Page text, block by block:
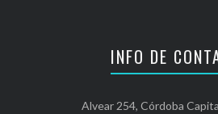
INFO DE
Alvear 254, Córdoba